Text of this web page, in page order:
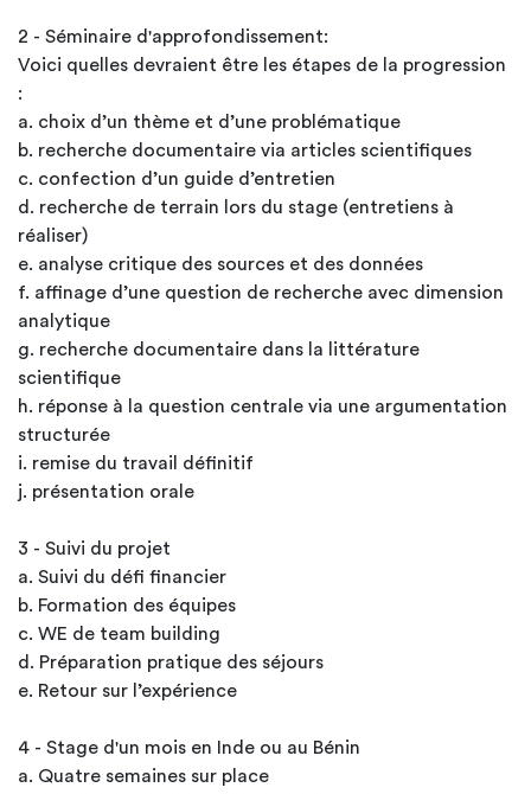
2 - Séminaire d'approfondissement:
Voici quelles devraient être les étapes de la progression
:
a. choix d’un thème et d’une problématique
b. recherche documentaire via articles scientifiques
c. confection d’un guide d’entretien
d. recherche de terrain lors du stage (entretiens à
réaliser)
e. analyse critique des sources et des données
f. affinage d’une question de recherche avec dimension
analytique
g. recherche documentaire dans la littérature
scientifique
h. réponse à la question centrale via une argumentation
structurée
i. remise du travail définitif
j. présentation orale
3 - Suivi du projet
a. Suivi du défi financier
b. Formation des équipes
c. WE de team building
d. Préparation pratique des séjours
e. Retour sur l’expérience
4 - Stage d'un mois en Inde ou au Bénin
a. Quatre semaines sur place